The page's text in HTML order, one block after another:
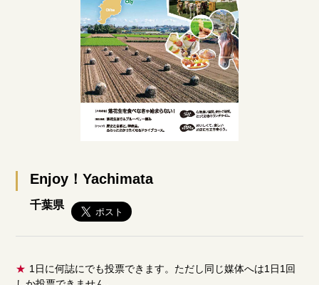
Enjoy！Yachimata
千葉県
★ 1日に何誌にでも投票できます。ただし同じ媒体へは1日1回